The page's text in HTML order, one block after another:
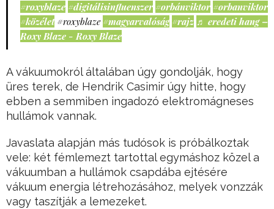
#roxyblaze #digitálisinfluenszer #orbánviktor #orbanviktor
#közélet #roxyblaze #magyarvalóság #rajz ♬ eredeti hang –
Roxy Blaze - Roxy Blaze
A vákuumokról általában úgy gondolják, hogy
üres terek, de Hendrik Casimir úgy hitte, hogy
ebben a semmiben ingadozó elektromágneses
hullámok vannak.
Javaslata alapján más tudósok is próbálkoztak
vele: két fémlemezt tartottal egymáshoz közel a
vákuumban a hullámok csapdába ejtésére
vákuum energia létrehozásához, melyek vonzzák
vagy taszítják a lemezeket.